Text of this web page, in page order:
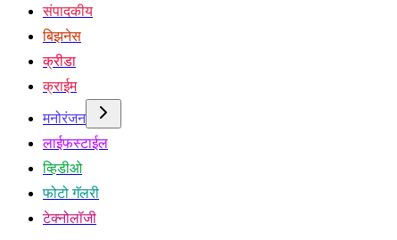
संपादकीय
बिझनेस
क्रीडा
क्राईम
मनोरंजन
लाईफस्टाईल
व्हिडीओ
फोटो गॅलरी
टेक्नोलॉजी